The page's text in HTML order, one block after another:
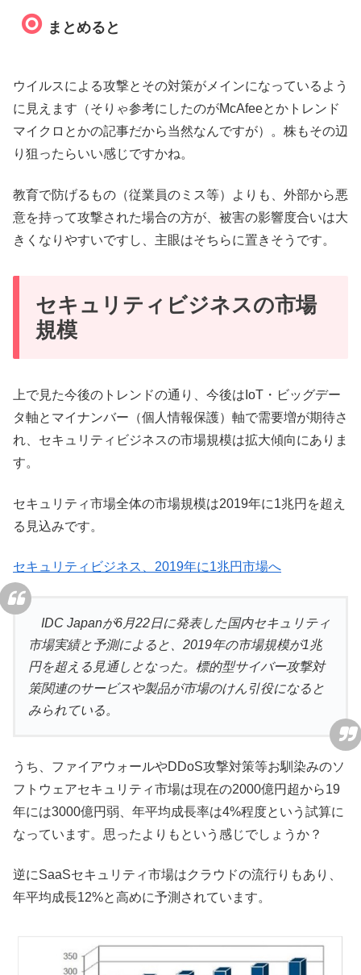
まとめると
ウイルスによる攻撃とその対策がメインになっているよう
に見えます（そりゃ参考にしたのがMcAfeeとかトレンド
マイクロとかの記事だから当然なんですが）。株もその辺
り狙ったらいい感じですかね。
教育で防げるもの（従業員のミス等）よりも、外部から悪
意を持って攻撃された場合の方が、被害の影響度合いは大
きくなりやすいですし、主眼はそちらに置きそうです。
セキュリティビジネスの市場
規模
上で見た今後のトレンドの通り、今後はIoT・ビッグデー
タ軸とマイナンバー（個人情報保護）軸で需要増が期待さ
れ、セキュリティビジネスの市場規模は拡大傾向にありま
す。
セキュリティ市場全体の市場規模は2019年に1兆円を超え
る見込みです。
セキュリティビジネス、2019年に1兆円市場へ
IDC Japanが6月22日に発表した国内セキュリティ
市場実績と予測によると、2019年の市場規模が1兆
円を超える見通しとなった。標的型サイバー攻撃対
策関連のサービスや製品が市場のけん引役になると
みられている。
うち、ファイアウォールやDDoS攻撃対策等お馴染みのソ
フトウェアセキュリティ市場は現在の2000億円超から19
年には3000億円弱、年平均成長率は4%程度という試算に
なっています。思ったよりもという感じでしょうか？
逆にSaaSセキュリティ市場はクラウドの流行りもあり、
年平均成長12%と高めに予測されています。